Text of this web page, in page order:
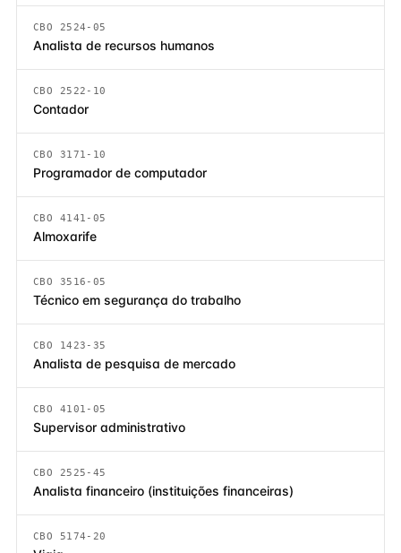
CBO 2524-05
Analista de recursos humanos
CBO 2522-10
Contador
CBO 3171-10
Programador de computador
CBO 4141-05
Almoxarife
CBO 3516-05
Técnico em segurança do trabalho
CBO 1423-35
Analista de pesquisa de mercado
CBO 4101-05
Supervisor administrativo
CBO 2525-45
Analista financeiro (instituições financeiras)
CBO 5174-20